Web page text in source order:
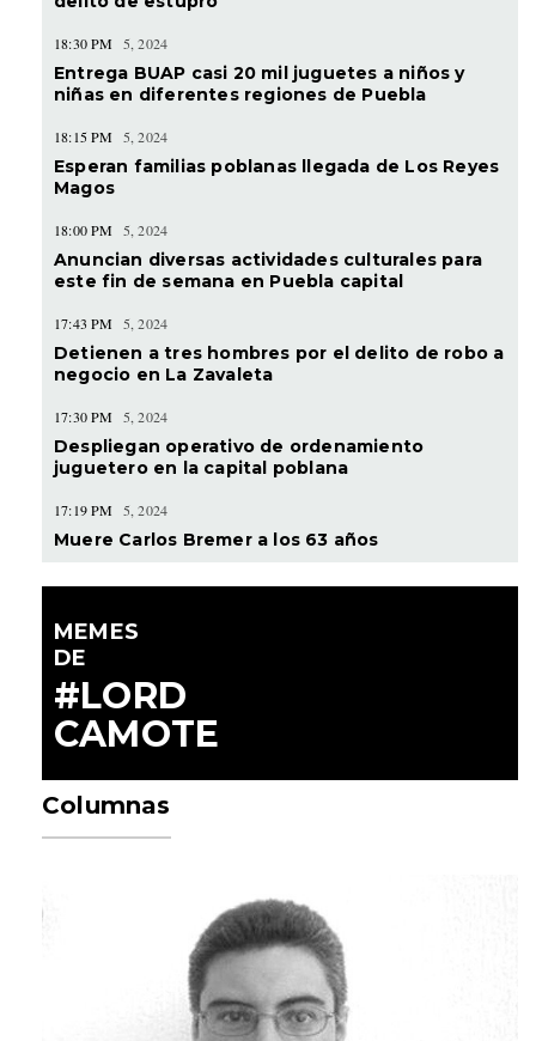
18:30 PM 5, 2024
Entrega BUAP casi 20 mil juguetes a niños y
niñas en diferentes regiones de Puebla
18:15 PM 5, 2024
Esperan familias poblanas llegada de Los Reyes
Magos
18:00 PM 5, 2024
Anuncian diversas actividades culturales para
este fin de semana en Puebla capital
17:43 PM 5, 2024
Detienen a tres hombres por el delito de robo a
negocio en La Zavaleta
17:30 PM 5, 2024
Despliegan operativo de ordenamiento
juguetero en la capital poblana
17:19 PM 5, 2024
Muere Carlos Bremer a los 63 años
MEMES
DE
#LORD
CAMOTE
Columnas